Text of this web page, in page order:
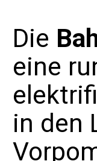
Die
eine
in den